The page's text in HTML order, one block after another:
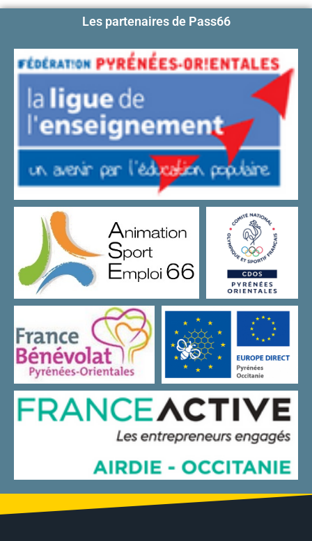
Les partenaires de Pass66